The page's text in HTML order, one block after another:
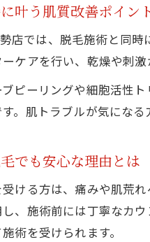
叶う肌質改善ポイン
勢店では、脱毛施術と同
ケアを行い、乾燥や刺
ピーリングや細胞活性
。肌トラブルが気にな
でも安心な理由とは
ける方は、痛みや肌荒
、施術前には丁寧なカ
術を受けられます。